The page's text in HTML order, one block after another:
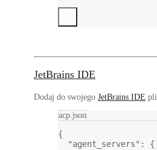
JetBrains IDE
Dodaj do swojego JetBrains IDE
acp.json
{
"agent_servers" : {